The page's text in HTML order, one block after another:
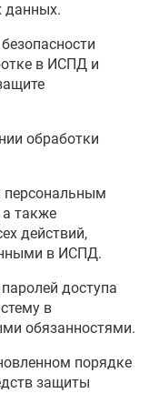
данных.
в ИСПД и
обработки
персональным
также
действий,
в ИСПД.
доступа
в
обязанностями.
порядке
защиты